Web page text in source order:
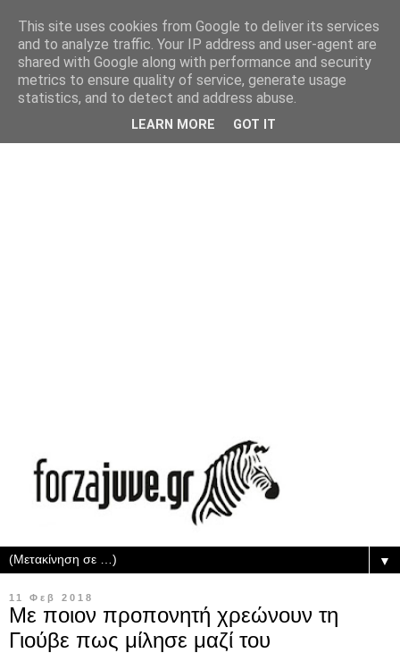
▼
11 Φεβ 2018
Με ποιον προπονητή χρεώνουν τη
Γιούβε πως μίλησε μαζί του
This site uses cookies from Google to deliver its services
and to analyze traffic. Your IP address and user-agent are
shared with Google along with performance and security
metrics to ensure quality of service, generate usage
statistics, and to detect and address abuse.
LEARN MORE GOT IT